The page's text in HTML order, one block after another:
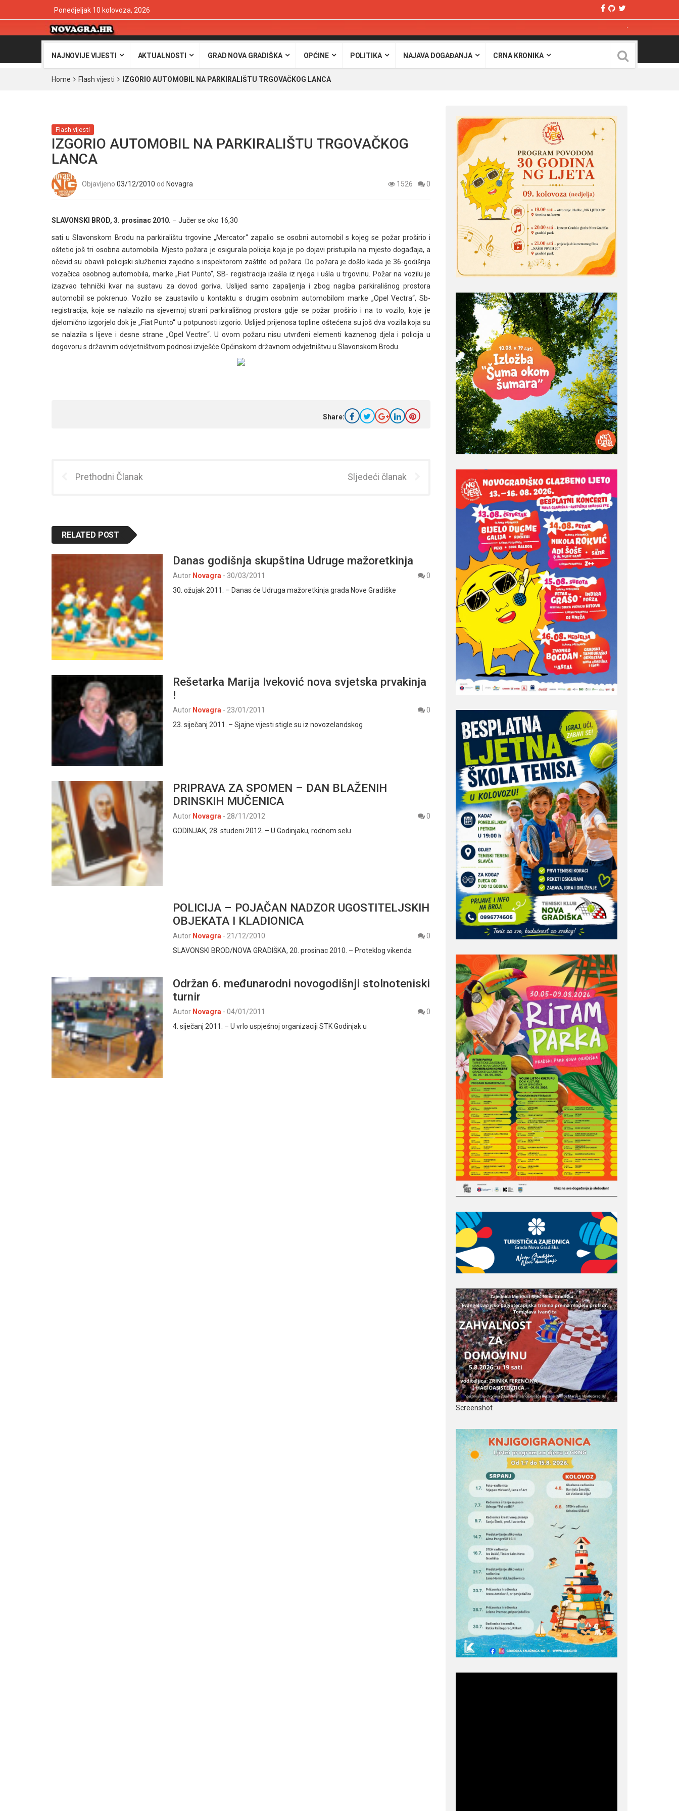
Ponedjeljak 10 kolovoza, 2026
NAJNOVIJE VIJESTI AKTUALNOSTI GRAD NOVA GRADIŠKA OPĆINE POLITIKA NAJAVA DOGAĐANJA CRNA KRONIKA
Home Flash vijesti IZGORIO AUTOMOBIL NA PARKIRALIŠTU TRGOVAČKOG LANCA
Flash vijesti
IZGORIO AUTOMOBIL NA PARKIRALIŠTU TRGOVAČKOG
LANCA
Objavljeno 03/12/2010 od Novagra 1526 0
SLAVONSKI BROD, 3. prosinac 2010. – Jučer se oko 16,30
sati u Slavonskom Brodu na parkiralištu trgovine „Mercator“ zapalio se osobni automobil s kojeg se požar proširio i
oštetio još tri osobna automobila. Mjesto požara je osigurala policija koja je po dojavi pristupila na mjesto događaja, a
očevid su obavili policijski službenici zajedno s inspektorom zaštite od požara. Do požara je došlo kada je 36-godišnja
vozačica osobnog automobila, marke „Fiat Punto“, SB- registracija izašla iz njega i ušla u trgovinu. Požar na vozilu je
izazvao tehnički kvar na sustavu za dovod goriva. Uslijed samo zapaljenja i zbog nagiba parkirališnog prostora
automobil se pokrenuo. Vozilo se zaustavilo u kontaktu s drugim osobnim automobilom marke „Opel Vectra“, Sb-
registracija, koje se nalazilo na sjevernoj strani parkirališnog prostora gdje se požar proširio i na to vozilo, koje je
djelomično izgorjelo dok je „Fiat Punto“ u potpunosti izgorio. Uslijed prijenosa topline oštećena su još dva vozila koja su
se nalazila s lijeve i desne strane „Opel Vectre“. U ovom požaru nisu utvrđeni elementi kaznenog djela i policija u
dogovoru s državnim odvjetništvom podnosi izvješće Općinskom državnom odvjetništvu u Slavonskom Brodu.
Share:
Prethodni Članak Sljedeći članak
RELATED POST
Danas godišnja skupština Udruge mažoretkin​ja
Autor Novagra - 30/03/2011
0
30. ožujak 2011. – Danas će Udruga mažoretkinja grada Nove Gradiške
Rešetarka Marija Iveković nova svjetska prvakinja
!
Autor Novagra - 23/01/2011
0
23. siječanj 2011. – Sjajne vijesti stigle su iz novozelandskog
PRIPRAVA ZA SPOMEN – DAN BLAŽENIH
DRINSKIH MUČENICA
Autor Novagra - 28/11/2012
0
GODINJAK, 28. studeni 2012. – U Godinjaku, rodnom selu
POLICIJA – POJAČAN NADZOR UGOSTITELJSKIH
OBJEKATA I KLADIONICA
Autor Novagra - 21/12/2010
0
SLAVONSKI BROD/NOVA GRADIŠKA, 20. prosinac 2010. – Proteklog vikenda
Održan 6. međunarodni novogodišnji stolnoteniski
turnir
Autor Novagra - 04/01/2011
0
4. siječanj 2011. – U vrlo uspješnoj organizaciji STK Godinjak u
Screenshot